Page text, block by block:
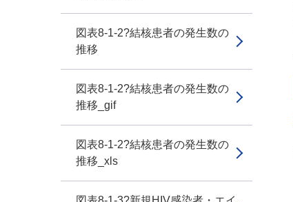
図表8-1-2?結核患者の発生数の
推移
図表8-1-2?結核患者の発生数の
推移_gif
図表8-1-2?結核患者の発生数の
推移_xls